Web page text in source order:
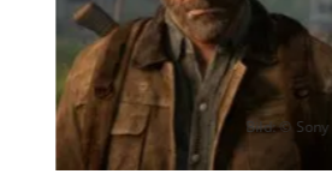
Bild: ©